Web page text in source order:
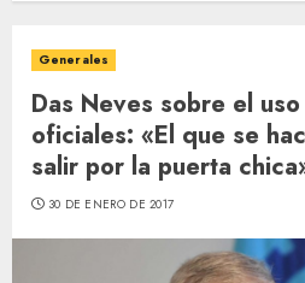
Generales
Das Neves sobre el
oficiales: «El que se
salir por la puerta
30 DE ENERO DE 2017